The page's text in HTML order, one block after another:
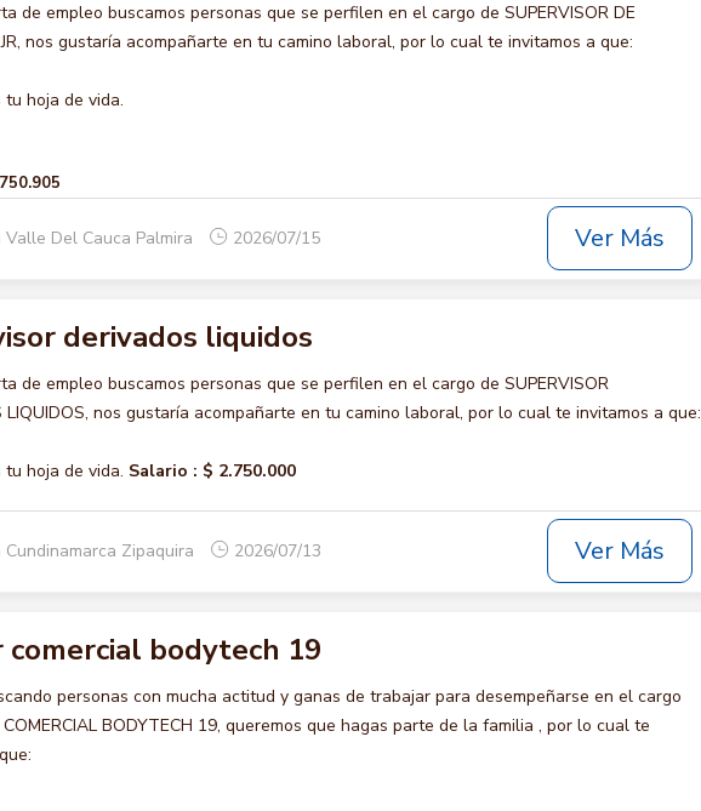
de empleo buscamos personas que se perfilen en el cargo de SUPERVISOR DE
JR, nos gustaría acompañarte en tu camino laboral, por lo cual te invitamos a que:
hoja de vida.
Valle Del Cauca Palmira 2026/07/15 Ver Más
derivados liquidos
de empleo buscamos personas que se perfilen en el cargo de SUPERVISOR
LIQUIDOS, nos gustaría acompañarte en tu camino laboral, por lo cual te invitamos a que:
hoja de vida. Salario : $ 2.750.000
Cundinamarca Zipaquira 2026/07/13 Ver Más
comercial bodytech 19
personas con mucha actitud y ganas de trabajar para desempeñarse en el cargo
BODYTECH 19, queremos que hagas parte de la familia , por lo cual te